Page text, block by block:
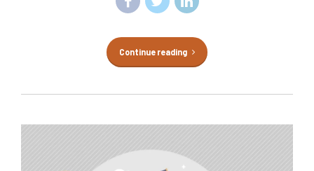
Continue reading